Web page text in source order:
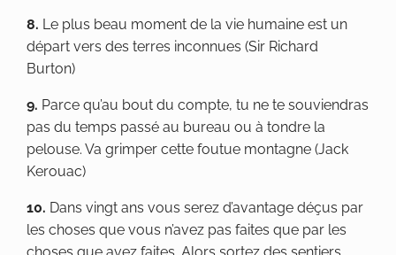
8. Le plus beau moment de la vie humaine est un
départ vers des terres inconnues (Sir Richard
Burton)
9. Parce qu’au bout du compte, tu ne te souviendras
pas du temps passé au bureau ou à tondre la
pelouse. Va grimper cette foutue montagne (Jack
Kerouac)
10. Dans vingt ans vous serez d’avantage déçus par
les choses que vous n’avez pas faites que par les